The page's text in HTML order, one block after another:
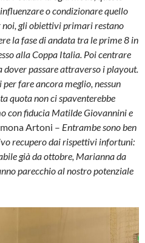
o condizionare quello
noi, gli obiettivi primari restano
la fase di andata tra le prime 8 in
alla Coppa Italia. Poi centrare
dover passare attraverso i playout.
fare ancora meglio, nessun
quota non ci spaventerebbe
con fiducia Matilde Giovannini e
Artoni – Entrambe sono ben
recupero dai rispettivi infortuni:
già da ottobre, Marianna da
parecchio al nostro potenziale